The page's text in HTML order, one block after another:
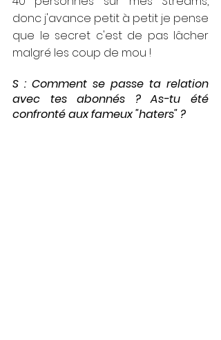
donc j'avance petit à petit je pense
que le secret c'est de pas lâcher
malgré les coup de mou !
S : Comment se passe ta relation
avec tes abonnés ? As-tu été
confronté aux fameux "haters" ?